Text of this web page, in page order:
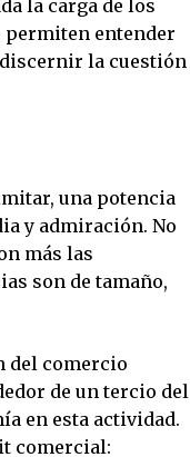
la carga de los
permiten entender
la cuestión
una potencia
y admiración. No
más las
son de tamaño,
del comercio
de un tercio del
en esta actividad.
comercial: